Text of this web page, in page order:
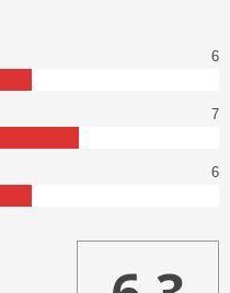
6
7
6